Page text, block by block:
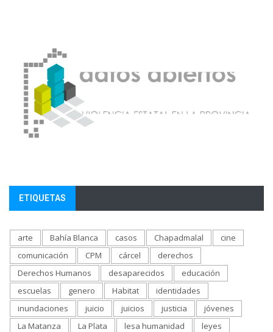
ETIQUETAS
arte Bahía Blanca casos Chapadmalal
cine
comunicación
CPM cárcel
derechos
Derechos Humanos
desaparecidos
educación
escuelas
genero Habitat
identidades
inundaciones
juicio juicios justicia
jóvenes
La Matanza
La Plata lesa humanidad
leyes